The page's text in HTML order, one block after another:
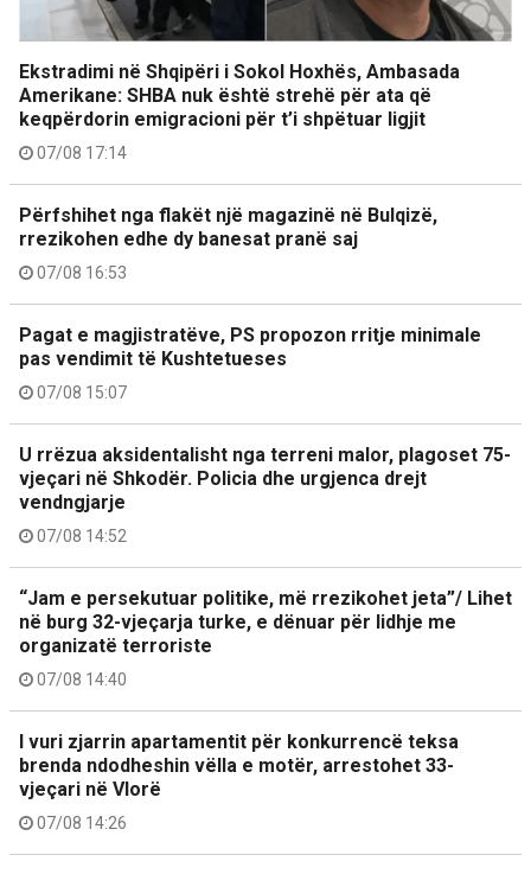
Ekstradimi në Shqipëri i Sokol Hoxhës, Ambasada
Amerikane: SHBA nuk është strehë për ata që
keqpërdorin emigracioni për t’i shpëtuar ligjit
07/08 17:14
Përfshihet nga flakët një magazinë në Bulqizë,
rrezikohen edhe dy banesat pranë saj
07/08 16:53
Pagat e magjistratëve, PS propozon rritje minimale
pas vendimit të Kushtetueses
07/08 15:07
U rrëzua aksidentalisht nga terreni malor, plagoset 75-
vjeçari në Shkodër. Policia dhe urgjenca drejt
vendngjarje
07/08 14:52
“Jam e persekutuar politike, më rrezikohet jeta”/ Lihet
në burg 32-vjeçarja turke, e dënuar për lidhje me
organizatë terroriste
07/08 14:40
I vuri zjarrin apartamentit për konkurrencë teksa
brenda ndodheshin vëlla e motër, arrestohet 33-
vjeçari në Vlorë
07/08 14:26